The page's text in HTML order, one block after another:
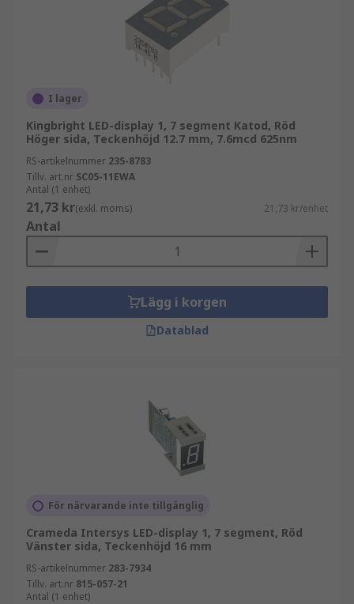
storlekar, stilar och färger. De finns också
tillgängliga i ytmonterade (SMD) eller
genomgående paket. All LED-teknik som erbjuds
kostnadseffektiv
högkvalitativ
energieffektiv
iögonfallande
högupplöst
LED-skärmar kommer också med varierande
ljusstyrkenivåer, många färger och olika
segmenttyper som uppfyller kundbehov från
inomhushushållsapparater till utomhusskyltar.
För mer information om LED-skärmar och deras
Bläddra bland det breda utbudet av
högkvalitativa LED-skärmar som RS erbjuder och
beställ idag för gratis leverans nästa dag.
I lager
Kingbright LED-display 1, 7 segment Katod, Röd
Höger sida, Teckenhöjd 12.7 mm, 7.6mcd 625nm
RS-artikelnummer 235-8783
Tillv. art.nr SC05-11EWA
Antal (1 enhet)
21,73 kr(exkl. moms) 21,73 kr/enhet
Antal
Lägg i korgen
Datablad
För närvarande inte tillgänglig
Crameda Intersys LED-display 1, 7 segment, Röd
Vänster sida, Teckenhöjd 16 mm
RS-artikelnummer 283-7934
Tillv. art.nr 815-057-21
Antal (1 enhet)